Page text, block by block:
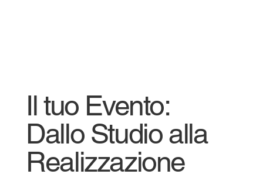
Il tuo Evento:
Dallo Studio alla
Realizzazione